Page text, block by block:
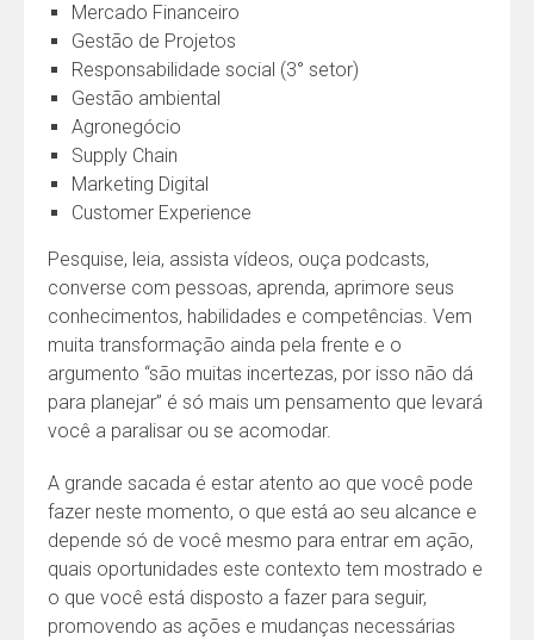
Mercado Financeiro
Gestão de Projetos
Responsabilidade social (3° setor)
Gestão ambiental
Agronegócio
Supply Chain
Marketing Digital
Customer Experience
Pesquise, leia, assista vídeos, ouça podcasts,
converse com pessoas, aprenda, aprimore seus
conhecimentos, habilidades e competências. Vem
muita transformação ainda pela frente e o
argumento “são muitas incertezas, por isso não dá
para planejar” é só mais um pensamento que levará
você a paralisar ou se acomodar.
A grande sacada é estar atento ao que você pode
fazer neste momento, o que está ao seu alcance e
depende só de você mesmo para entrar em ação,
quais oportunidades este contexto tem mostrado e
o que você está disposto a fazer para seguir,
promovendo as ações e mudanças necessárias